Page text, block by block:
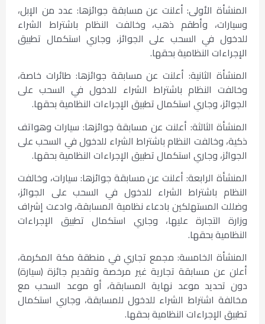
المنشأة الأولى: أعلنت عن مسابقة جوائزها: عدد من الإبل،
وسيارات، وأطقم ذهب، وخالفت النظام باشتراط الشراء
للدخول في السحب على الجوائز، وجاري استكمال تطبيق
الإجراءات النظامية بحقها.
المنشأة الثانية: أعلنت عن مسابقة جوائزها: طائرات خاصة،
وخالفت النظام باشتراط الشراء للدخول في السحب على
الجوائز، وجاري استكمال تطبيق الإجراءات النظامية بحقها.
المنشأة الثالثة: أعلنت عن مسابقة جوائزها: سيارات وهواتف
ذكية، وخالفت النظام باشتراط الشراء للدخول في السحب على
الجوائز، وجاري استكمال تطبيق الإجراءات النظامية بحقها.
المنشأة الرابعة: أعلنت عن مسابقة جوائزها: سيارات، وخالفت
النظام باشتراط الشراء للدخول في السحب على الجوائز،
وضللت المستهلكين بادعاء نظامية المسابقة، وادعت إشراف
وزارة التجارة عليها، وجاري استكمال تطبيق الإجراءات
النظامية بحقها.
المنشأة الخامسة: مجمع تجاري في منطقة مكة المكرمة،
أعلن عن مسابقة تجارية غير مرخصة وتقديم جائزة (سيارة)
دون تحديد موعد نهاية المسابقة، أو موعد السحب مع
مخالفة اشتراط الشراء للدخول للمسابقة، وجاري استكمال
تطبيق الإجراءات النظامية بحقها.